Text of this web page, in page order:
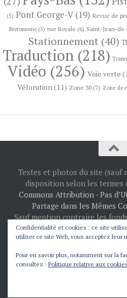
(5) Pont George-V(19) Revue de
Bretonnerie (5) rue Royale (6) Saint-Jean-
Stationnement (40)
Traduction (218)
Vidéo (256) Voie verte
Vélorution (11) Zone 30 (7) Zone de
Textes et photos du site (sauf
disposition selon les termes
Commons Attribution - Pas
Partage dans les Mêmes
Sauf mention contraire les
projetOpenStreetMap:
Fièrement propulsé par -
Confidentialité et cookies : ce site
utiliser ce site Web, vous acceptez leur
Pour en savoir plus, notamment sur la
consultez : Politique relative aux cookies